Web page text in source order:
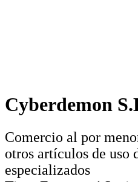
Cyberdemon
Comercio al por
otros artículos de uso
especializados